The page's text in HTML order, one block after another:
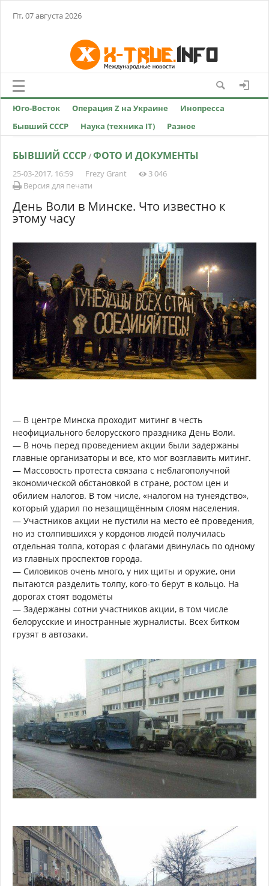
Пт, 07 августа 2026
Юго-Восток Операция Z на Украине
Инопресса
Бывший СССР
Наука (техника IT) Разное
БЫВШИЙ СССР/ФОТО И ДОКУМЕНТЫ
25-03-2017, 16:59 Frezy Grant
3 046
Версия для печати
День Воли в Минске. Что известно к
этому часу
— В центре Минска проходит митинг в честь
неофициального белорусского праздника День Воли.
— В ночь перед проведением акции были задержаны
главные организаторы и все, кто мог возглавить митинг.
— Массовость протеста связана с неблагополучной
экономической обстановкой в стране, ростом цен и
обилием налогов. В том числе, «налогом на тунеядство»,
который ударил по незащищённым слоям населения.
— Участников акции не пустили на место её проведения,
но из столпившихся у кордонов людей получилась
отдельная толпа, которая с флагами двинулась по одному
из главных проспектов города.
— Силовиков очень много, у них щиты и оружие, они
пытаются разделить толпу, кого-то берут в кольцо. На
дорогах стоят водомёты
— Задержаны сотни участников акции, в том числе
белорусские и иностранные журналисты. Всех битком
грузят в автозаки.